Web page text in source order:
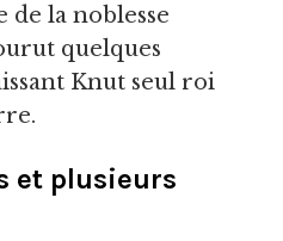
de la noblesse
quelques
Knut seul roi
et plusieurs